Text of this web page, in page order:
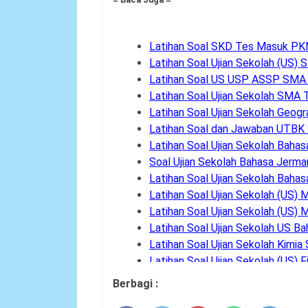
Latihan Soal SKD Tes Masuk
Latihan Soal Ujian Sekolah (US)
Latihan Soal US USP ASSP
Latihan Soal Ujian Sekolah SMA
Latihan Soal Ujian Sekolah
Latihan Soal dan Jawaban
Latihan Soal Ujian Sekolah
Soal Ujian Sekolah Bahasa
Latihan Soal Ujian Sekolah
Latihan Soal Ujian Sekolah (US)
Latihan Soal Ujian Sekolah (US)
Latihan Soal Ujian Sekolah US
Latihan Soal Ujian Sekolah Kimia
Latihan Soal Ujian Sekolah (US)
Latihan Soal Ujian Sekolah
Berbagi :